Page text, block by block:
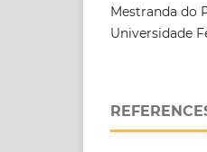
Mestranda do
Universidade